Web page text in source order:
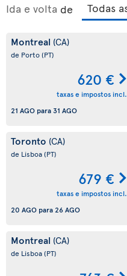
Ida e volta de
Montreal (CA)
de Porto(PT)
620 €
taxas e impostos incl.
21 AGO para 31 AGO
Toronto (CA)
de Lisboa(PT)
679 €
taxas e impostos incl.
20 AGO para26 AGO
Montreal (CA)
de Lisboa(PT)